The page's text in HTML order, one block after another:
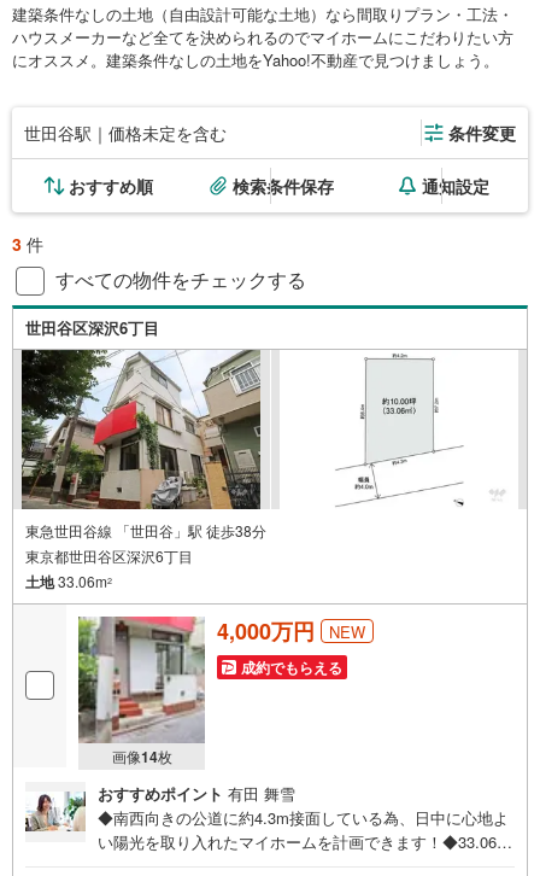
建築条件なしの土地（自由設計可能な土地）なら間取りプラン・工法・
ハウスメーカーなど全てを決められるのでマイホームにこだわりたい方
にオススメ。建築条件なしの土地をYahoo!不動産で見つけましょう。
世田谷駅｜価格未定を含む 条件変更
おすすめ順 検索条件保存 通知設定
3 件
すべての物件をチェックする
世田谷区深沢6丁目
東急世田谷線 「世田谷」駅 徒歩38分
東京都世田谷区深沢6丁目
土地33.06m2
画像14枚
4,000万円 NEW
成約でもらえる
おすすめポイント 有田 舞雪
◆南西向きの公道に約4.3m接面している為、日中に心地よ
い陽光を取り入れたマイホームを計画できます！◆33.06平